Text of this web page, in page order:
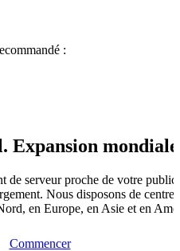
:
Expansion
de serveur proche de votre
Nous disposons de
en Europe, en Asie et en
Commencer